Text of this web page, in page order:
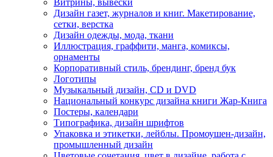
Витрины, вывески
Дизайн газет, журналов и книг. Макетирование,
сетки, верстка
Дизайн одежды, мода, ткани
Иллюстрация, граффити, манга, комиксы,
орнаменты
Корпоративный стиль, брендинг, бренд бук
Логотипы
Музыкальный дизайн, СD и DVD
Национальный конкурс дизайна книги Жар-Книга
Постеры, календари
Типографика, дизайн шрифтов
Упаковка и этикетки, лейблы. Промоушен-дизайн,
промышленный дизайн